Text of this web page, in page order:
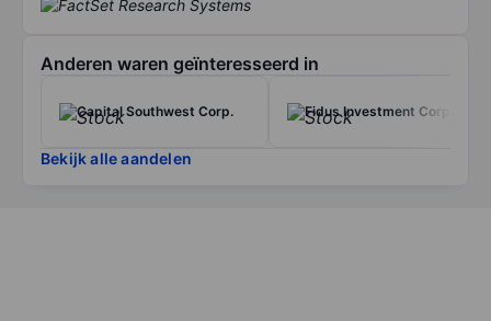
Anderen waren geïnteresseerd in
Capital Southwest Corp. Fidus Investment Corp.
Bekijk alle aandelen